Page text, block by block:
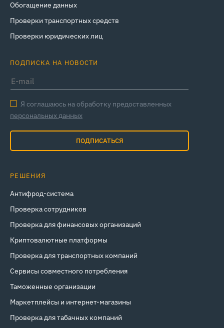
Обогащение данных
Проверки транспортных средств
Проверки юридических лиц
ПОДПИСКА НА НОВОСТИ
Я соглашаюсь на обработку предоставленных
персональных данных
ПОДПИСАТЬСЯ
РЕШЕНИЯ
Антифрод-система
Проверка сотрудников
Проверка для финансовых организаций
Криптовалютные платформы
Проверка для транспортных компаний
Сервисы совместного потребления
Таможенные организации
Маркетплейсы и интернет‑магазины
Проверка для табачных компаний